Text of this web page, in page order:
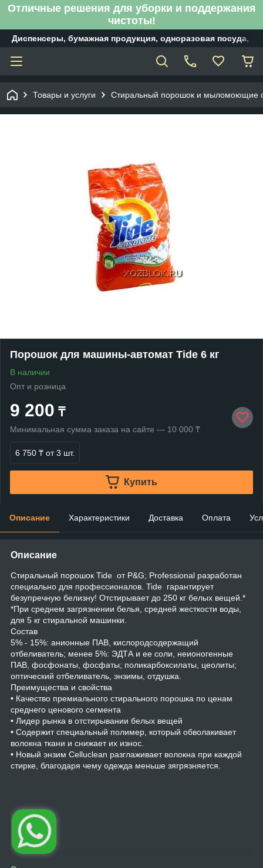
Отличные решения для уборки и поддержания
чистоты!
Диспенсеры, бумажная продукция, одноразовая посуда,
Товары и услуги Стиральный порошок и мыломоющие
Порошок для машины-автомат Tide 6 кг
В наличии
Опт и розница
9 200 ₸
Минимальная сумма заказа на сайте — 10 000 ₸
6 750 ₸ от 3 шт.
Купить
Описание Характеристики Доставка Оплата
Описание
Стиральный порошок Tide от P&G; Professional разработан
специально для профессионалов. Tide гарантирует
безупречную белизну! Отстирывает до 250 кг белых вещей.*
*При среднем загрязнении белья, средней жесткости воды,
для 5 кг стиральной машинки.
Состав
5% - 15%: анионные ПАВ, кислородсодержащий
отбеливатель; менее 5%: ЭДТА и ее соли, неионогенные
ПАВ, фосфонаты, фосфаты; поликарбоксилаты, цеолиты;
оптический отбеливатель, энзимы, отдушка.
Преимущества и свойства
• Качество премиального стирального порошка по ценам
среднего ценового сегмента
• Лидер рынка в отстирывании белых вещей
• Содержит специальный полимер, который обволакивает
волокна ткани и снижает их износ.
• Новый энзим Celluclean разглаживает волокна при каждой
стирке, благодаря чему одежда меньше зягрязняется.